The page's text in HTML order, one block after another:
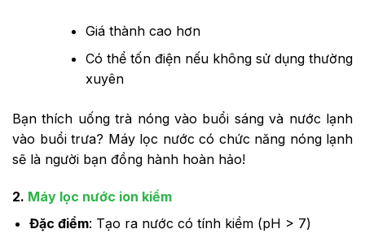
Giá thành cao hơn
Có thể tốn điện nếu không sử dụng thường
xuyên
Bạn thích uống trà nóng vào buổi sáng và nước lạnh
vào buổi trưa? Máy lọc nước có chức năng nóng lạnh
sẽ là người bạn đồng hành hoàn hảo!
2. Máy lọc nước ion kiềm
Đặc điểm: Tạo ra nước có tính kiềm (pH > 7)